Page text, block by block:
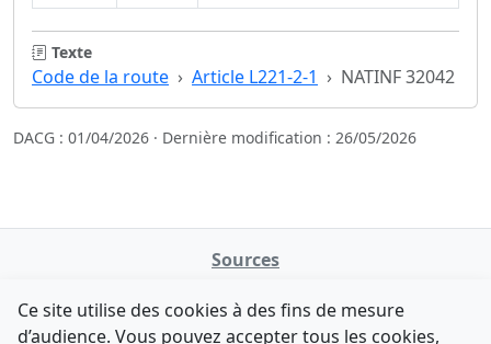
Texte
Code de la route Article L221-2-1 NATINF 32042
DACG : 01/04/2026 · Dernière modification : 26/05/2026
Sources
data.gouv.fr
Ce site utilise des cookies à des fins de mesure
d’audience. Vous pouvez accepter tous les cookies,